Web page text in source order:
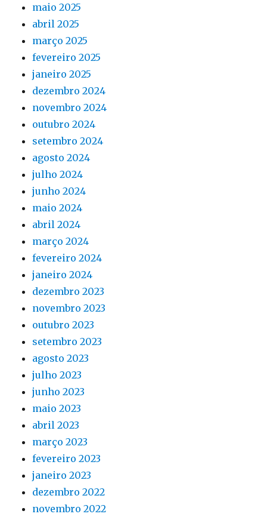
maio 2025
abril 2025
março 2025
fevereiro 2025
janeiro 2025
dezembro 2024
novembro 2024
outubro 2024
setembro 2024
agosto 2024
julho 2024
junho 2024
maio 2024
abril 2024
março 2024
fevereiro 2024
janeiro 2024
dezembro 2023
novembro 2023
outubro 2023
setembro 2023
agosto 2023
julho 2023
junho 2023
maio 2023
abril 2023
março 2023
fevereiro 2023
janeiro 2023
dezembro 2022
novembro 2022